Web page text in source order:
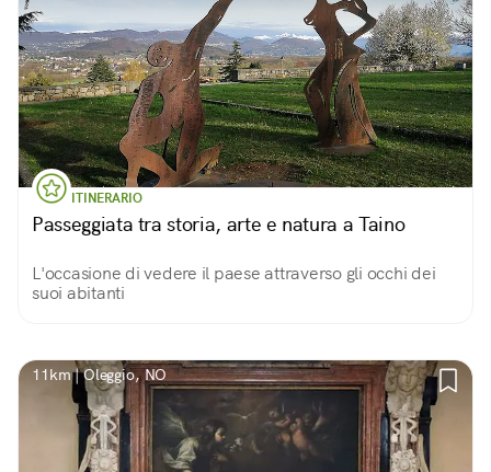
ITINERARIO
Passeggiata tra storia, arte e natura a Taino
L'occasione di vedere il paese attraverso gli occhi dei
suoi abitanti
11km | Oleggio, NO